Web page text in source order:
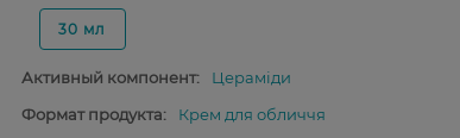
30 мл
Активный компонент:
Цераміди
Формат продукта:
Крем для обличчя